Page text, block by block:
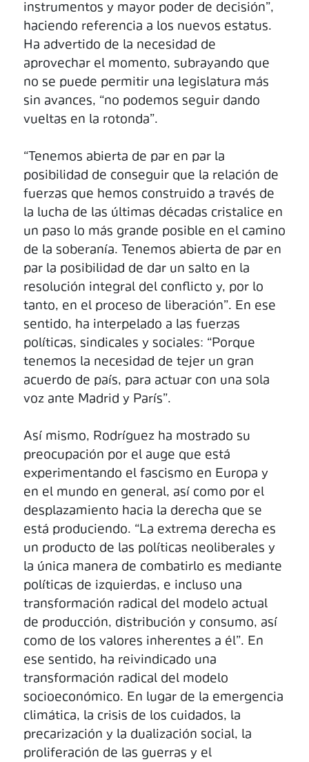
instrumentos y mayor poder de decisión”,
haciendo referencia a los nuevos estatus.
Ha advertido de la necesidad de
aprovechar el momento, subrayando que
no se puede permitir una legislatura más
sin avances, “no podemos seguir dando
vueltas en la rotonda”.
“Tenemos abierta de par en par la
posibilidad de conseguir que la relación de
fuerzas que hemos construido a través de
la lucha de las últimas décadas cristalice en
un paso lo más grande posible en el camino
de la soberanía. Tenemos abierta de par en
par la posibilidad de dar un salto en la
resolución integral del conflicto y, por lo
tanto, en el proceso de liberación”. En ese
sentido, ha interpelado a las fuerzas
políticas, sindicales y sociales: “Porque
tenemos la necesidad de tejer un gran
acuerdo de país, para actuar con una sola
voz ante Madrid y París”.
Así mismo, Rodríguez ha mostrado su
preocupación por el auge que está
experimentando el fascismo en Europa y
en el mundo en general, así como por el
desplazamiento hacia la derecha que se
está produciendo. “La extrema derecha es
un producto de las políticas neoliberales y
la única manera de combatirlo es mediante
políticas de izquierdas, e incluso una
transformación radical del modelo actual
de producción, distribución y consumo, así
como de los valores inherentes a él”. En
ese sentido, ha reivindicado una
transformación radical del modelo
socioeconómico. En lugar de la emergencia
climática, la crisis de los cuidados, la
precarización y la dualización social, la
proliferación de las guerras y el